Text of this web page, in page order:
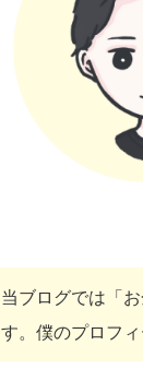
当ブログでは「
す。僕のプロフ